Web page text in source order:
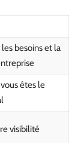
besoins et la
êtes le
visibilité